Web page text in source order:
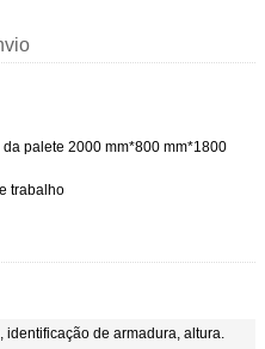
da palete 2000 mm*800 mm*1800
trabalho
identificação de armadura, altura.